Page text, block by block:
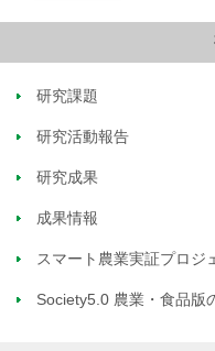
研究課題
研究活動報告
研究成果
成果情報
スマート農業実証プロジ
Society5.0 農業・食品版